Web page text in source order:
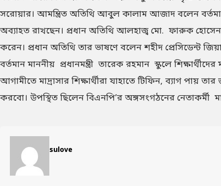
সরোয়ার। আমন্ত্রিত অতিথি আবুল কালাম আজাদ বলেন বর্তমান
অব্যাহত রাখছেন। প্রধান অতিথি আলহাজ্ব মো. ফারুক হোসেন
করেন। প্রধান অতিথি তার ভাষণে বলেন শহীদ প্রেসিডেন্ট
বর্তমান মাননীয় প্রধানমন্ত্রী তারেক রহমান স্কুলে
আগামীতে মাদ্রাসার শিক্ষার্থীরা যাহাতে টিফিন, ব্যাগ
করবো। উপস্থিত ছিলেন বিএনপি’র অঙ্গসংগঠনের নেতাকর্মী
sulove